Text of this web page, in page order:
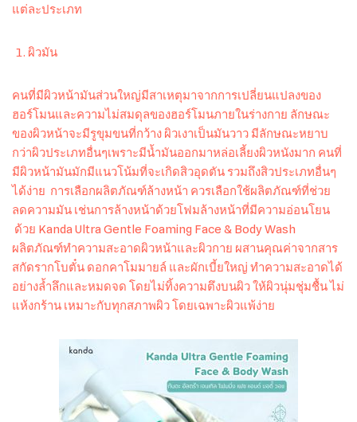
แต่ละประเภท
ผิวมัน
คนที่มีผิวหน้ามันส่วนใหญ่มีสาเหตุมาจากการเปลี่ยนแปลงของ
ฮอร์โมนและความไม่สมดุลของฮอร์โมนภายในร่างกาย ลักษณะ
ของผิวหน้าจะมีรูขุมขนที่กว้าง ผิวเงาเป็นมันวาว มีลักษณะหยาบ
กว่าผิวประเภทอื่นๆเพราะมีน้ำมันออกมาหล่อเลี้ยงผิวหนังมาก คนที่
มีผิวหน้ามันมักมีแนวโน้มที่จะเกิดสิวอุดตัน รวมถึงสิวประเภทอื่นๆ
ได้ง่าย การเลือกผลิตภัณฑ์ล้างหน้า ควรเลือกใช้ผลิตภัณฑ์ที่ช่วย
ลดความมัน เช่นการล้างหน้าด้วยโฟมล้างหน้าที่มีความอ่อนโยน
ด้วย Kanda Ultra Gentle Foaming Face & Body Wash
ผลิตภัณฑ์ทำความสะอาดผิวหน้าและผิวกาย ผสานคุณค่าจากสาร
สกัดรากโบตั๋น ดอกคาโมมายล์ และผักเบี้ยใหญ่ ทำความสะอาดได้
อย่างล้ำลึกและหมดจด โดยไม่ทิ้งความตึงบนผิว ให้ผิวนุ่มชุ่มชื้น ไม่
แห้งกร้าน เหมาะกับทุกสภาพผิว โดยเฉพาะผิวแพ้ง่าย